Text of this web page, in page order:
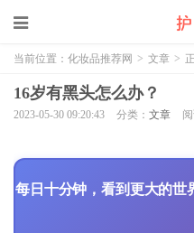
当前位置： 化妆品推荐网 > 文章 >
16岁有黑头怎么办？
2023-05-30 09:20:43 分类： 文章
每日十分钟，看到更大的世